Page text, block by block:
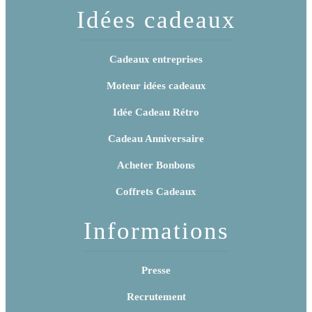
Idées cadeaux
Cadeaux entreprises
Moteur idées cadeaux
Idée Cadeau Rétro
Cadeau Anniversaire
Acheter Bonbons
Coffrets Cadeaux
Informations
Presse
Recrutement